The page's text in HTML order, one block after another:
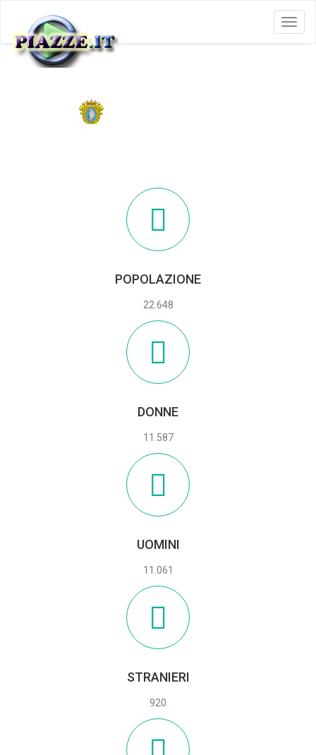
Menu
POPOLAZIONE
22.648
DONNE
11.587
UOMINI
11.061
STRANIERI
920